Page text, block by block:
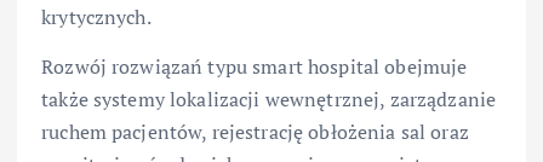
krytycznych.
Rozwój rozwiązań typu smart hospital obejmuje
także systemy lokalizacji wewnętrznej, zarządzanie
ruchem pacjentów, rejestrację obłożenia sal oraz